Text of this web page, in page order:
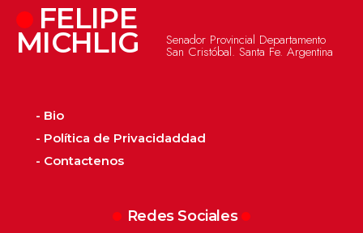
FELIPE
MICHLIG Senador Provincial Departamento
San Cristóbal. Santa Fe. Argentina
- Bio
- Política de Privacidaddad
- Contactenos
Redes Sociales